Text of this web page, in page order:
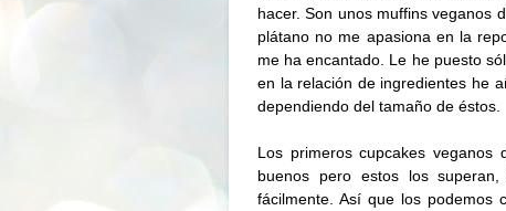
hacer. Son unos muffins veganos
plátano no me apasiona en la
me ha encantado. Le he puesto
en la relación de ingredientes he
dependiendo del tamaño de éstos.
Los primeros cupcakes veganos
buenos pero estos los
fácilmente. Así que los podemos